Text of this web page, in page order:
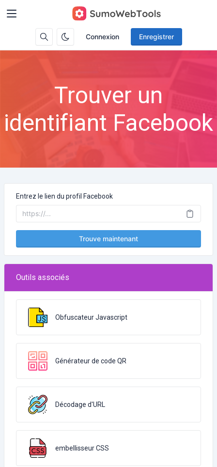
Connexion Enregistrer
Trouver un
identifiant Facebook
Entrez le lien du profil Facebook
Trouve maintenant
Outils associés
Obfuscateur Javascript
Générateur de code QR
Décodage d'URL
embellisseur CSS